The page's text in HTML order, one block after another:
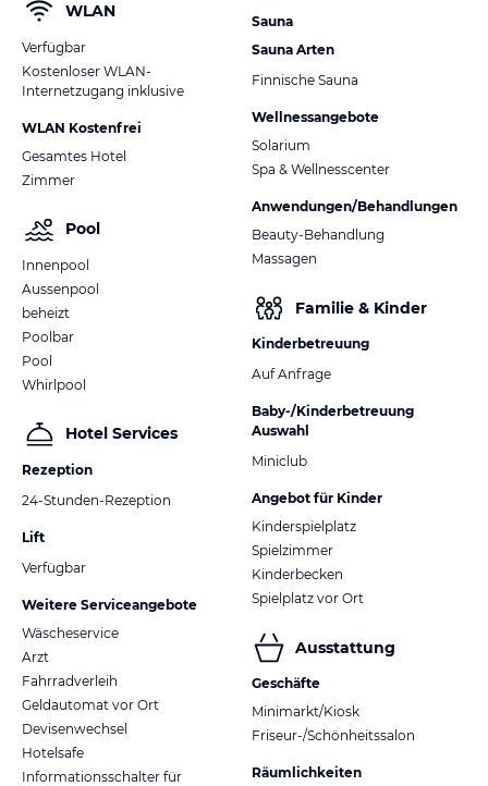
WLAN
Verfügbar
Kostenloser WLAN-
Internetzugang inklusive
WLAN Kostenfrei
Gesamtes Hotel
Zimmer
Pool
Innenpool
Aussenpool
beheizt
Poolbar
Pool
Whirlpool
Hotel Services
Rezeption
24-Stunden-Rezeption
Lift
Verfügbar
Weitere Serviceangebote
Wäscheservice
Arzt
Fahrradverleih
Geldautomat vor Ort
Devisenwechsel
Hotelsafe
Informationsschalter für
Sauna
Sauna Arten
Finnische Sauna
Wellnessangebote
Solarium
Spa & Wellnesscenter
Anwendungen/Behandlungen
Beauty-Behandlung
Massagen
Familie & Kinder
Kinderbetreuung
Auf Anfrage
Baby-/Kinderbetreuung
Auswahl
Miniclub
Angebot für Kinder
Kinderspielplatz
Spielzimmer
Kinderbecken
Spielplatz vor Ort
Ausstattung
Geschäfte
Minimarkt/Kiosk
Friseur-/Schönheitssalon
Räumlichkeiten